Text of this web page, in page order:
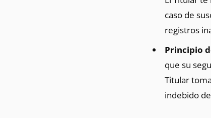
caso de
registros
Principio
que su
Titular
indebido